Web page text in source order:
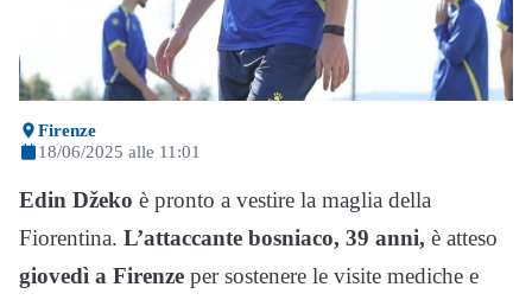
Firenze
18/06/2025 alle 11:01
Edin Džeko è pronto a vestire la maglia della
Fiorentina. L’attaccante bosniaco, 39 anni, è atteso
giovedì a Firenze per sostenere le visite mediche e